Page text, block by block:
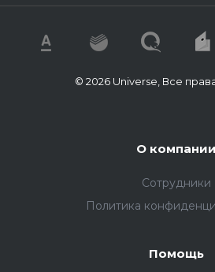
© 2026 Universe, Все
О компании
Сотрудники
Политика
Помощь